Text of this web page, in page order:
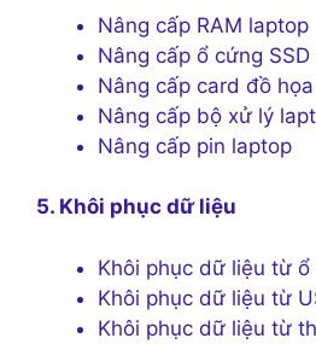
Nâng cấp RAM laptop
Nâng cấp ổ cứng
Nâng cấp card đồ
Nâng cấp bộ xử lý
Nâng cấp pin laptop
5. Khôi phục dữ liệu
Khôi phục dữ liệu từ ổ
Khôi phục dữ liệu từ
Khôi phục dữ liệu từ